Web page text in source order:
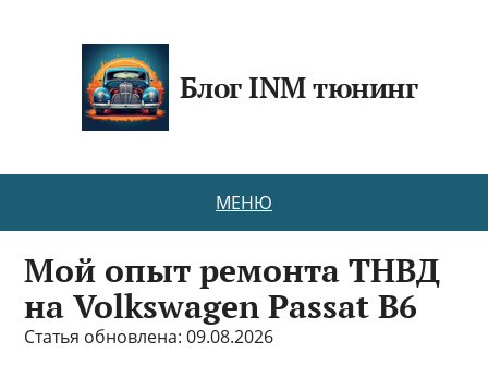
Блог INM тюнинг
МЕНЮ
Мой опыт ремонта ТНВД
на Volkswagen Passat B6
Статья обновлена: 09.08.2026